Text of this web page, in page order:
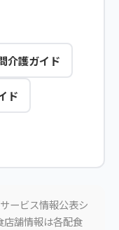
介護ガイド
ド
ービス情報公表シ
舗情報は各配食